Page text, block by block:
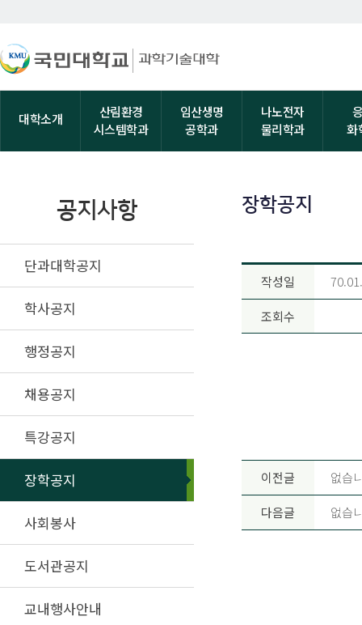
대학소개
산림환경
시스템학과
임산생명
공학과
나노전자
물리학과
화
공지사항
단과대학공지
학사공지
행정공지
채용공지
특강공지
장학공지
사회봉사
도서관공지
교내행사안내
장학공지
작성일
조회수
이전글 없습
다음글 없습